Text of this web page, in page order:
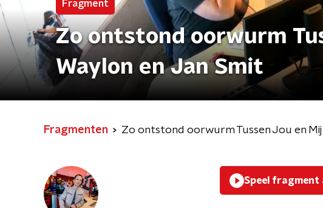
Fragment
Zo ontstond oorwurm
Waylon en Jan Smit
Fragmenten Zo ontstond oorwurm Tussen Jou en Mij
Speel fragment